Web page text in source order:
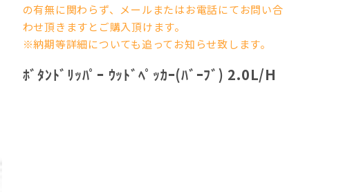
の有無に関わらず、メールまたはお電話にてお問い合
わせ頂きますとご購入頂けます。
※納期等詳細についても追ってお知らせ致します。
ﾎﾞﾀﾝﾄﾞﾘｯﾊﾟｰ ｳｯﾄﾞﾍﾟｯｶｰ(ﾊﾞｰﾌﾞ) 2.0L/H